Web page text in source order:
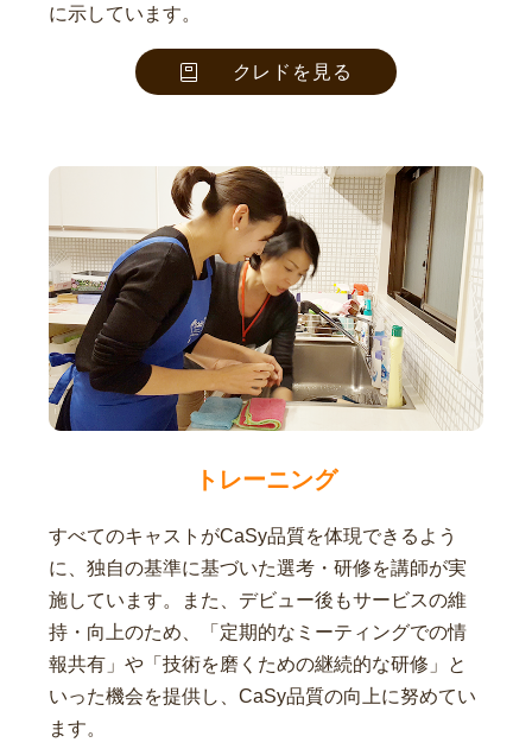
に示しています。
クレドを見る
トレーニング
すべてのキャストがCaSy品質を体現できるよう
に、独自の基準に基づいた選考・研修を講師が実
施しています。また、デビュー後もサービスの維
持・向上のため、「定期的なミーティングでの情
報共有」や「技術を磨くための継続的な研修」と
いった機会を提供し、CaSy品質の向上に努めてい
ます。